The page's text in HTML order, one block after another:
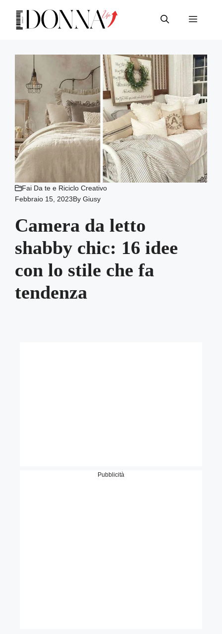
contenuto
Menu
Fai Da te e Riciclo Creativo
Febbraio 15, 2023ByGiusy
Camera da letto
shabby chic: 16 idee
con lo stile che fa
tendenza
Pubblicità